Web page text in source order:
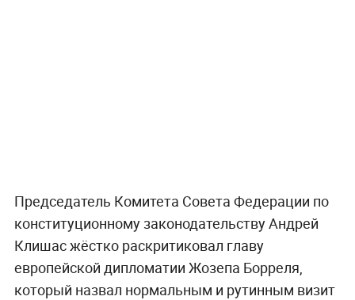
Председатель Комитета Совета Федерации по
конституционному законодательству Андрей
Клишас жёстко раскритиковал главу
европейской дипломатии Жозепа Борреля,
который назвал нормальным и рутинным визит